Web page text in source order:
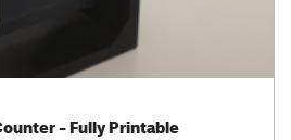
– Fully Printable